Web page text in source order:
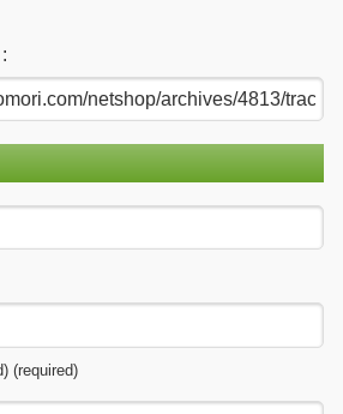
:
(required)